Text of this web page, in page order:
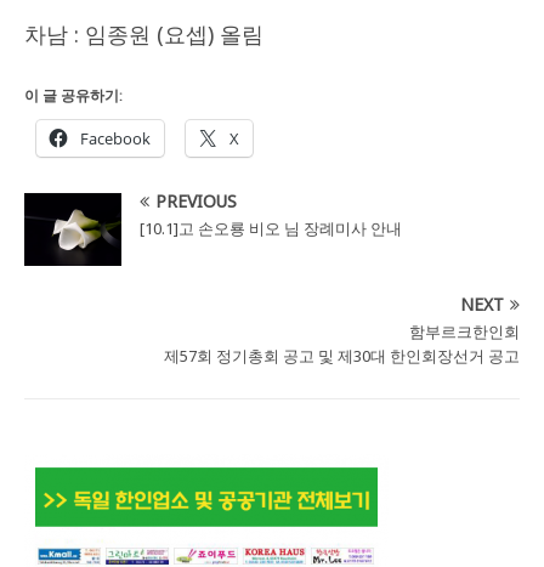
차남 : 임종원 (요셉) 올림
이 글 공유하기:
Facebook X
PREVIOUS
[10.1]고 손오룡 비오 님 장례미사 안내
NEXT
함부르크한인회
제57회 정기총회 공고 및 제30대 한인회장선거 공고